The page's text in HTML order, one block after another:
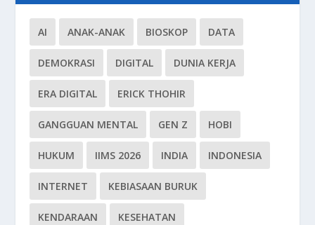
AI ANAK-ANAK BIOSKOP DATA
DEMOKRASI DIGITAL DUNIA KERJA
ERA DIGITAL ERICK THOHIR
GANGGUAN MENTAL GEN Z HOBI
HUKUM IIMS 2026 INDIA INDONESIA
INTERNET KEBIASAAN BURUK
KENDARAAN KESEHATAN